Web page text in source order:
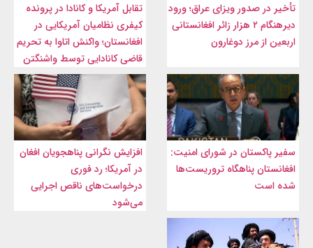
تأخیر در صدور ویزای عراق؛ ورود
دیرهنگام ۲ هزار زائر افغانستانی
اربعین از مرز دوغارون
تقابل آمریکا و کانادا در پرونده
کیفری نظامیان آمریکایی در
افغانستان؛ واکنش اتاوا به تحریم
قاضی کانادایی توسط واشنگتن
سفیر پاکستان در شورای امنیت:
افغانستان پناهگاه تروریست‌ها
شده است
افزایش نگرانی پناهجویان افغان
در آمریکا؛ رد فوری
درخواست‌های ناقص اجرایی
می‌شود